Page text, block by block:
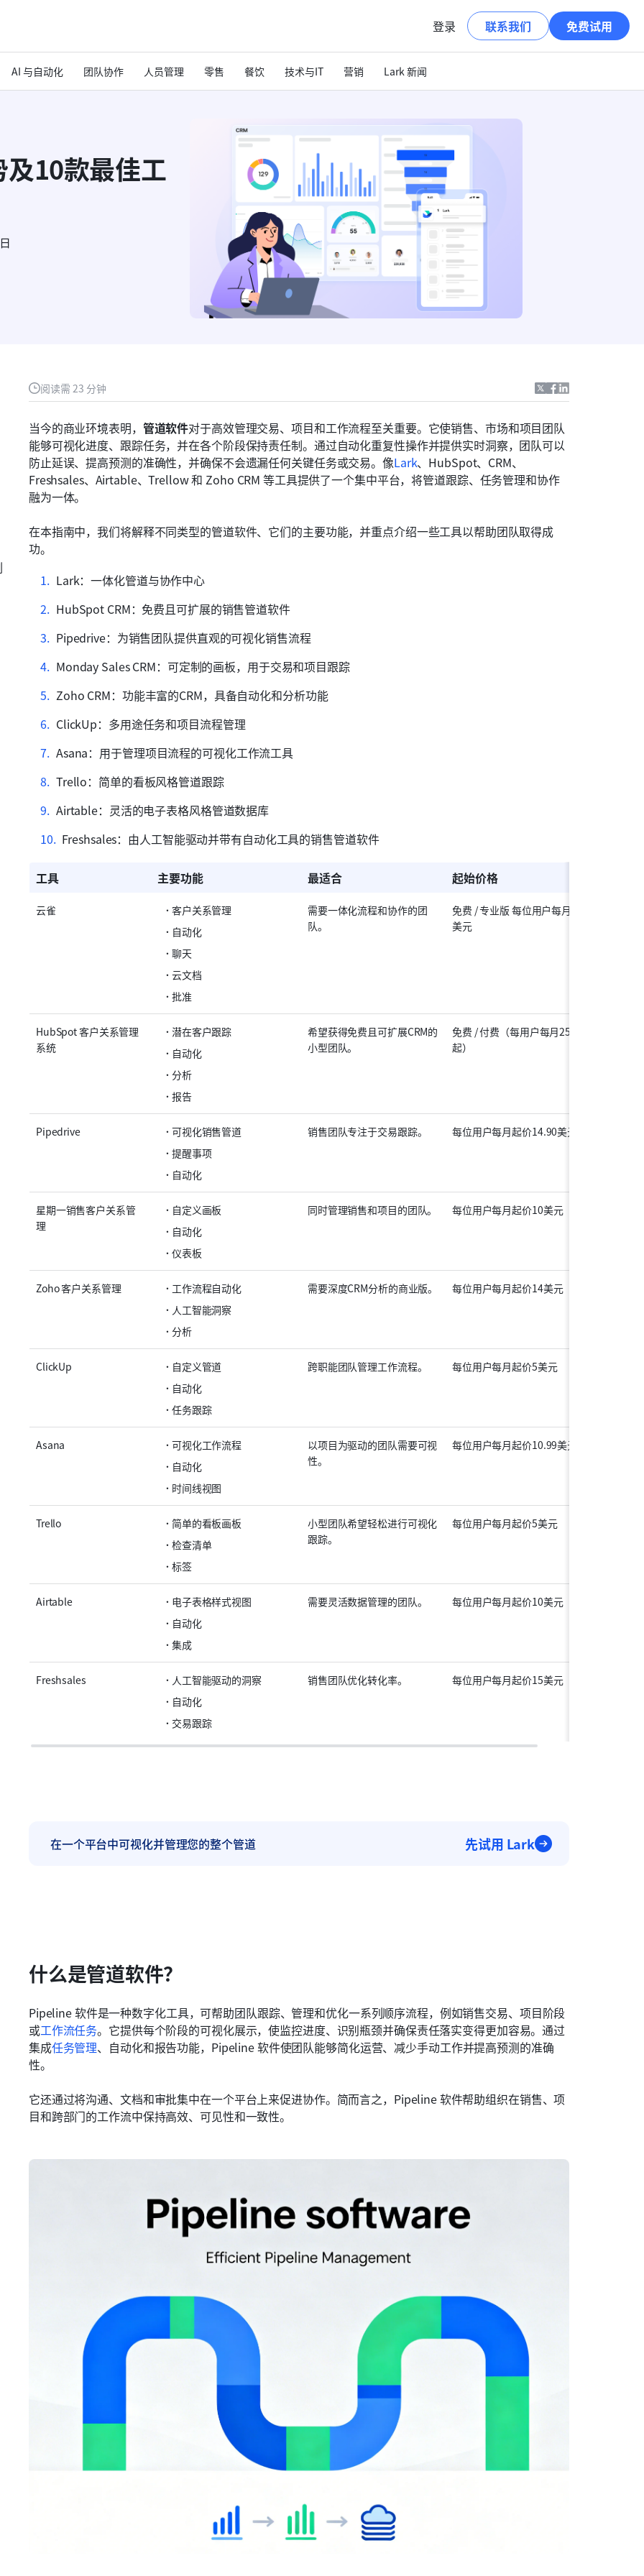
登录 联系我们 免费试用
AI 与自动化 团队协作 人员管理 零售 餐饮 技术与IT 营销 Lark 新闻
10款最佳工
阅读需 23 分钟
当今的商业环境表明， 管道软件对于高效管理交易、项目和工作流程至关重要。它使销售、市场和项目团队
能够可视化进度、跟踪任务，并在各个阶段保持责任制。通过自动化重复性操作并提供实时洞察，团队可以
防止延误、提高预测的准确性，并确保不会遗漏任何关键任务或交易。像Lark、HubSpot、CRM、
Freshsales、Airtable、Trellow 和 Zoho CRM 等工具提供了一个集中平台，将管道跟踪、任务管理和协作
融为一体。
在本指南中，我们将解释不同类型的管道软件、它们的主要功能，并重点介绍一些工具以帮助团队取得成
功。
Lark：一体化管道与协作中心
HubSpot CRM：免费且可扩展的销售管道软件
Pipedrive：为销售团队提供直观的可视化销售流程
Monday Sales CRM：可定制的画板，用于交易和项目跟踪
Zoho CRM：功能丰富的CRM，具备自动化和分析功能
ClickUp：多用途任务和项目流程管理
Asana：用于管理项目流程的可视化工作流工具
Trello：简单的看板风格管道跟踪
Airtable：灵活的电子表格风格管道数据库
Freshsales：由人工智能驱动并带有自动化工具的销售管道软件
工具 主要功能 最适合 起始价格
云雀
客户关系管理
自动化
聊天
云文档
批准
需要一体化流程和协作的团
队。
免费 / 专业版 每位用户每月 12
美元
HubSpot 客户关系管理
系统
潜在客户跟踪
自动化
分析
报告
希望获得免费且可扩展CRM的
小型团队。
免费 / 付费（每用户每月25美元
起）
Pipedrive
可视化销售管道
提醒事项
自动化
销售团队专注于交易跟踪。 每位用户每月起价14.90美元
星期一销售客户关系管
理
自定义画板
自动化
仪表板
同时管理销售和项目的团队。 每位用户每月起价10美元
Zoho 客户关系管理
工作流程自动化
人工智能洞察
分析
需要深度CRM分析的商业版。 每位用户每月起价14美元
ClickUp
自定义管道
自动化
任务跟踪
跨职能团队管理工作流程。 每位用户每月起价5美元
Asana
可视化工作流程
自动化
时间线视图
以项目为驱动的团队需要可视
性。
每位用户每月起价10.99美元
Trello
简单的看板画板
检查清单
标签
小型团队希望轻松进行可视化
跟踪。
每位用户每月起价5美元
Airtable
电子表格样式视图
自动化
集成
需要灵活数据管理的团队。 每位用户每月起价10美元
Freshsales
人工智能驱动的洞察
自动化
交易跟踪
销售团队优化转化率。 每位用户每月起价15美元
在一个平台中可视化并管理您的整个管道 先试用 Lark
什么是管道软件？
Pipeline 软件是一种数字化工具，可帮助团队跟踪、管理和优化一系列顺序流程，例如销售交易、项目阶段
或工作流任务。它提供每个阶段的可视化展示，使监控进度、识别瓶颈并确保责任落实变得更加容易。通过
集成任务管理、自动化和报告功能，Pipeline 软件使团队能够简化运营、减少手动工作并提高预测的准确
性。
它还通过将沟通、文档和审批集中在一个平台上来促进协作。简而言之，Pipeline 软件帮助组织在销售、项
目和跨部门的工作流中保持高效、可见性和一致性。